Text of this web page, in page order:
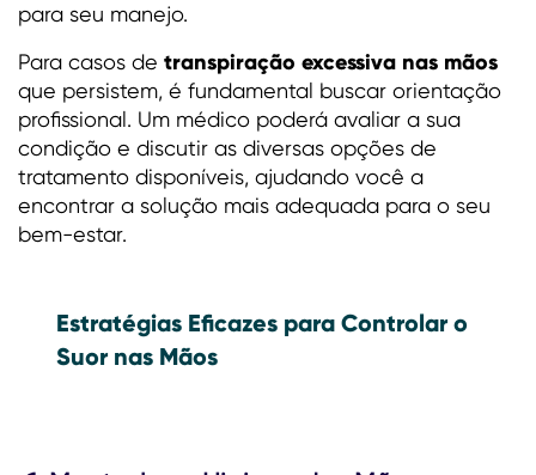
para seu manejo.
Para casos de transpiração excessiva nas mãos
que persistem, é fundamental buscar orientação
profissional. Um médico poderá avaliar a sua
condição e discutir as diversas opções de
tratamento disponíveis, ajudando você a
encontrar a solução mais adequada para o seu
bem-estar.
Estratégias Eficazes para Controlar o
Suor nas Mãos